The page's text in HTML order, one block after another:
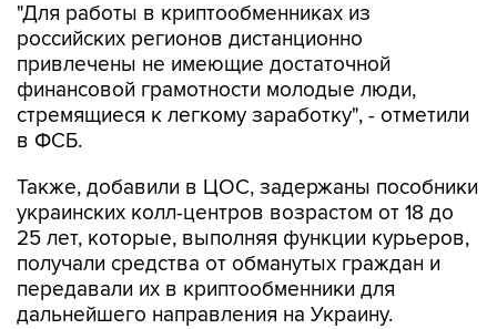
"Для работы в криптообменниках из
российских регионов дистанционно
привлечены не имеющие достаточной
финансовой грамотности молодые люди,
стремящиеся к легкому заработку", - отметили
в ФСБ.
Также, добавили в ЦОС, задержаны пособники
украинских колл-центров возрастом от 18 до
25 лет, которые, выполняя функции курьеров,
получали средства от обманутых граждан и
передавали их в криптообменники для
дальнейшего направления на Украину.